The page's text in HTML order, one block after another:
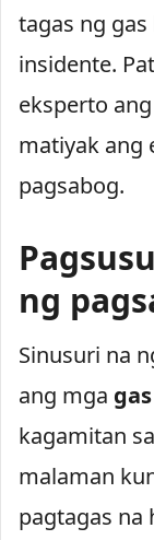
tagas ng
insidente.
eksperto
matiyak ang
pagsabog.
ng
Sinusuri na
ang mga
kagamitan
malaman
pagtagas na